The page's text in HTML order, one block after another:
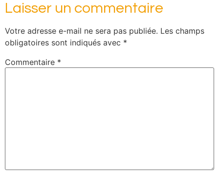
Laisser un commentaire
Votre adresse e-mail ne sera pas publiée. Les champs
obligatoires sont indiqués avec *
Commentaire *